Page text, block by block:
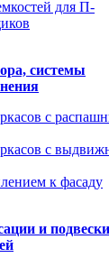
для П-
системы
с
с
к фасаду
и подвески